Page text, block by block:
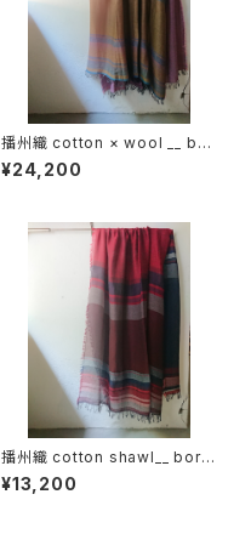
播州織 cotton × wool __ bor
der 220-120 秋麗GK
¥24,200
播州織 cotton shawl__ bord
er 220-120 火輪GK
¥13,200